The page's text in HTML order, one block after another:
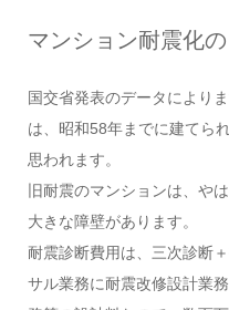
マンション耐震化
国交省発表のデータにより
は、昭和58年までに建てら
思われます。
旧耐震のマンションは、や
大きな障壁があります。
耐震診断費用は、三次診断
サル業務に耐震改修設計業